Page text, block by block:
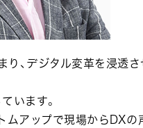
、デジタル変革を浸透
います。
ムアップで現場からDXの